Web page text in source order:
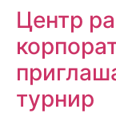
Центр
турнир